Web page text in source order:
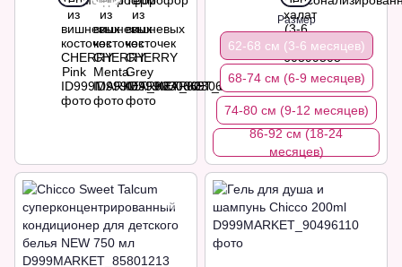
Размер
62-68 см (3-6 месяцев)
68-74 см (6-9 месяцев)
74-80 см (9-12 месяцев)
86-92 см (18-24
месяцев)